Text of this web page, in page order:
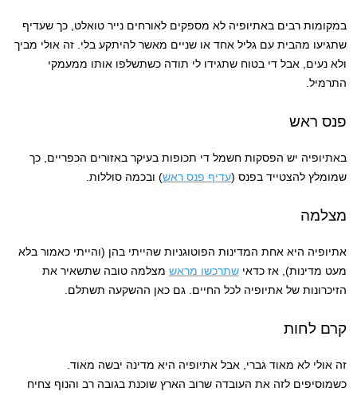
במקומות רבים באתיופיה לא מספקים לאורחים נייר טואלט, כך שעדיף
שתגיעו מהבית עם גליל אחד או שניים מאשר להיתקע בלי. זה אולי מביך
ולא נעים, אבל די בטוח שתגידו לי תודה כשתשלפו אותו ממעמקי
התרמיל.
פנס ראש
באתיופיה יש הפסקות חשמל די תכופות בעיקר באזורים הכפריים, כך
שמומלץ להצטייד בפנס (עדיף פנס ראש) ובכמה סוללות.
מצלמה
אתיופיה היא אחת המדינות הפוטוגניות שהייתי בהן (והייתי כאמור בלא
מעט מדינות), אז כדאישתרכשו מראש מצלמה טובה שתשאיר את
הזיכרונות של אתיופיה לכל החיים. גם כאן ההשקעה תשתלם.
קרם לחות
זה אולי לא מאוד גברי, אבל אתיופיה היא מדינה יבשה מאוד.
כשמוסיפים לזה את העובדה שרוב הארץ שוכנת בגובה רב והנוף צחיח